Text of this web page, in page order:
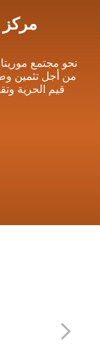
مركز
نحو مجتمع
من أجل تثمين
قيم الحرية